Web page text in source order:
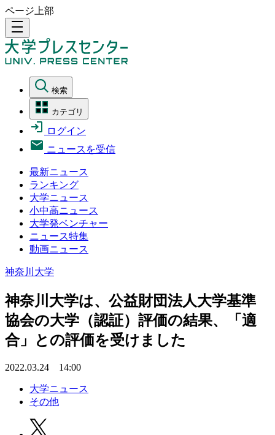
ページ上部
density_medium
検索
カテゴリ
ログイン
ニュースを受信
最新ニュース
ランキング
大学ニュース
小中高ニュース
大学発ベンチャー
ニュース特集
動画ニュース
神奈川大学
神奈川大学は、公益財団法人大学基準
協会の大学（認証）評価の結果、「適
合」との評価を受けました
2022.03.24 14:00
大学ニュース
その他